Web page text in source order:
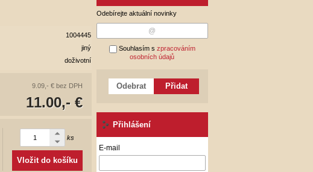
Odebírejte aktuální novinky
Souhlasím s zpracováním
osobních údajů
Odebrat Přidat
Přihlášení
E-mail
1004445
jiný
doživotní
9.09,- € bez DPH
11.00,- €
ks
Vložit do košíku